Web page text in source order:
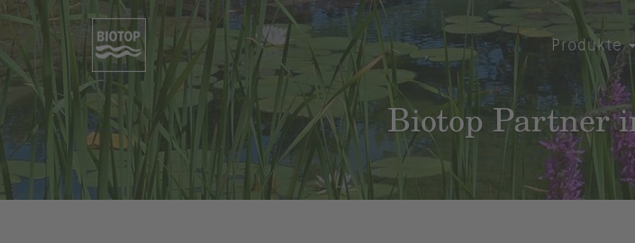
Produkte
Biotop Partner